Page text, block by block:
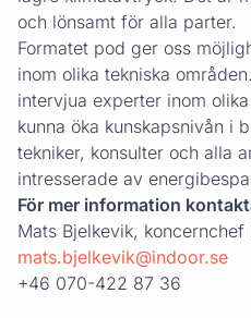
och lönsamt för alla parter.
Formatet pod ger oss
inom olika tekniska
intervjua experter inom
kunna öka kunskapsnivån i
tekniker, konsulter och alla
intresserade av
För mer information
Mats Bjelkevik,
mats.bjelkevik@indoor.se
+46 070-422 87 36